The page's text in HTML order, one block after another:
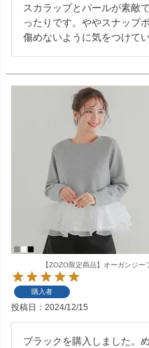
スカラップとパールが素敵
ったりです。ややスナップ
傷めないように気をつけてい
【ZOZO限定商品】オーガンジ
購入者
投稿日 2024/12/15
ブラックを購入しました。